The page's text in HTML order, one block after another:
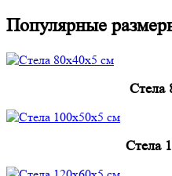
Популярные
Cтела
Cтела